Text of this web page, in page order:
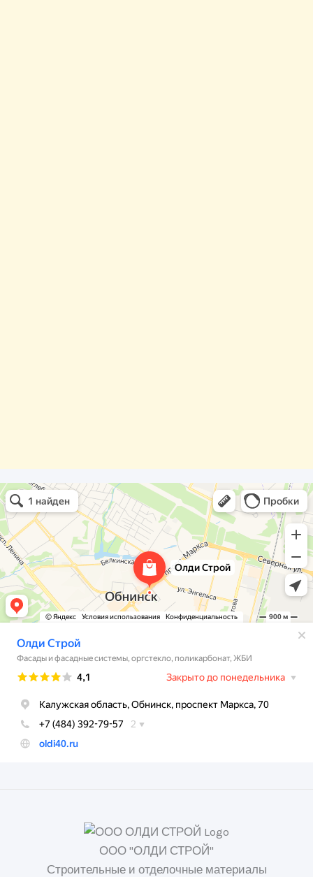
Олди Строй
Фасады и фасадные системы в Обнинске
Оргстекло, поликарбонат в Обнинске
ООО "ОЛДИ СТРОЙ"
Строительные и отделочные материалы